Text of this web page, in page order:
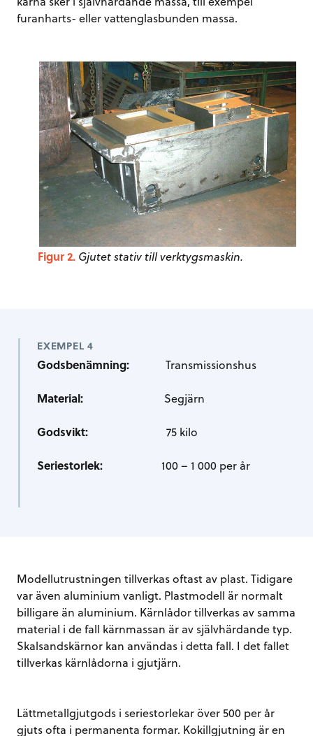
furanharts- eller vattenglasbunden massa.
Figur 2. Gjutet stativ till verktygsmaskin.
EXEMPEL 4
Godsbenämning: Transmissionshus
Material: Segjärn
Godsvikt: 75 kilo
Seriestorlek: 100 – 1 000 per år
Modellutrustningen tillverkas oftast av plast. Tidigare
var även aluminium vanligt. Plastmodell är normalt
billigare än aluminium. Kärnlådor tillverkas av samma
material i de fall kärnmassan är av självhärdande typ.
Skalsandskärnor kan användas i detta fall. I det fallet
tillverkas kärnlådorna i gjutjärn.
Lättmetallgjutgods i seriestorlekar över 500 per år
gjuts ofta i permanenta formar. Kokillgjutning är en